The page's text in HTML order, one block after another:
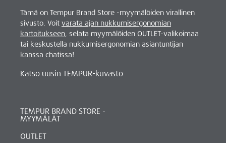
Tämä on Tempur Brand Store -myymälöiden virallinen
sivusto. Voit varata ajan nukkumisergonomian
kartoitukseen, selata myymälöiden OUTLET-valikoimaa
tai keskustella nukkumisergonomian asiantuntijan
kanssa chatissa!
Katso uusin TEMPUR-kuvasto
TEMPUR BRAND STORE -
MYYMÄLÄT
OUTLET